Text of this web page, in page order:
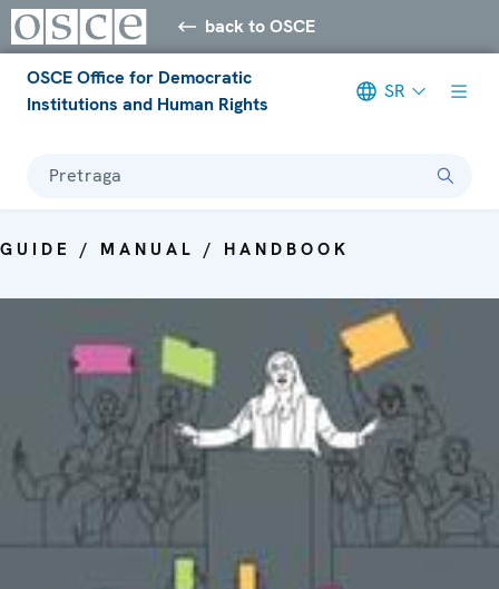
back to OSCE
OSCE Office for Democratic
Institutions and Human Rights
SR
Pretraga
GUIDE / MANUAL / HANDBOOK